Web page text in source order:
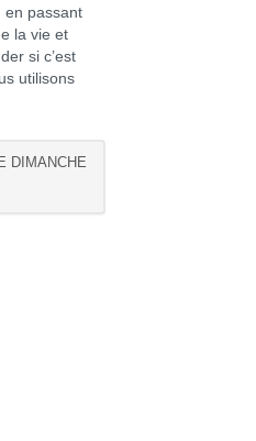
passant
la vie et
si c’est
utilisons
DIMANCHE